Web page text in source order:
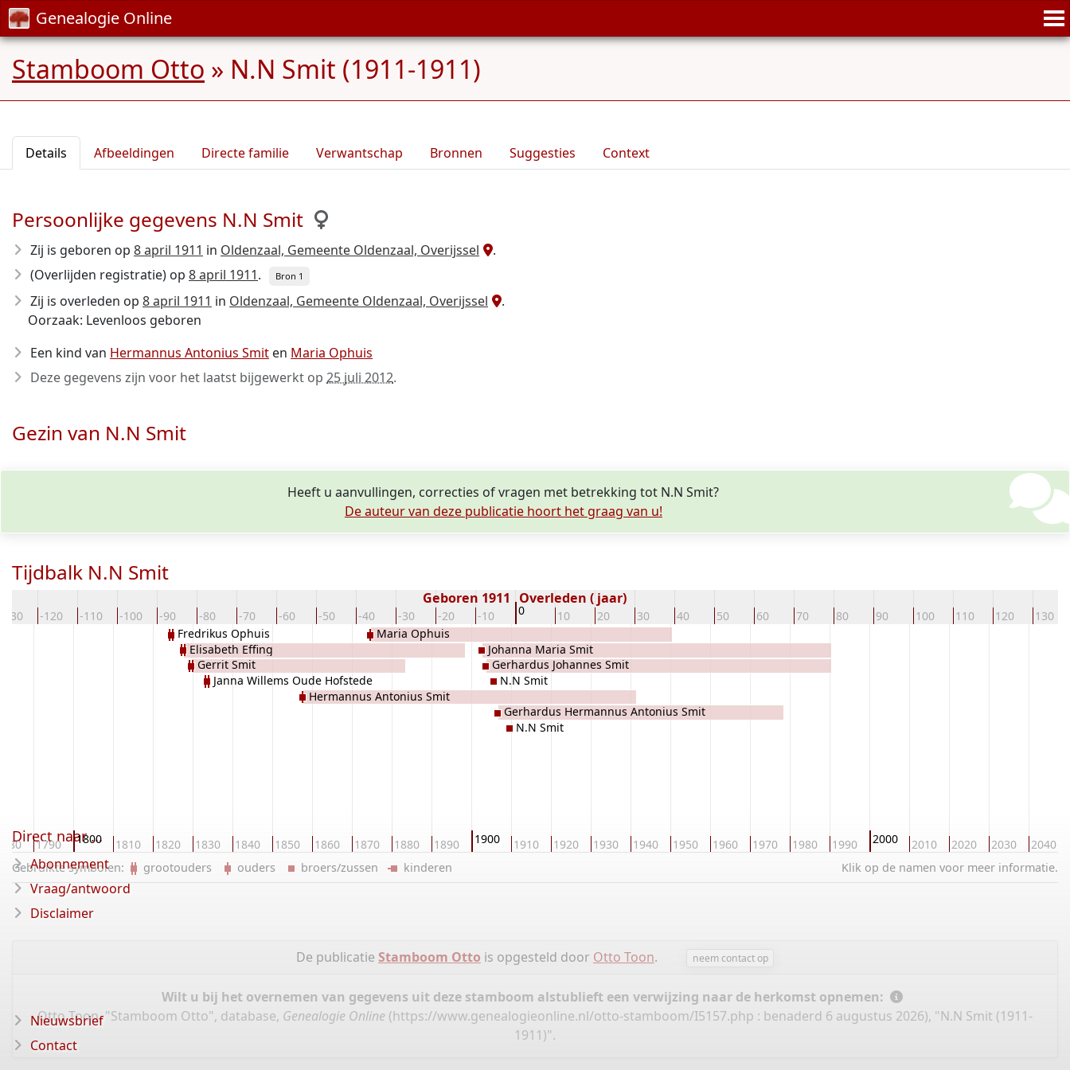
Genealogie Online
Stamboom Otto » N.N Smit (1911-1911)
Details Afbeeldingen Directe familie Verwantschap Bronnen Suggesties Context
Persoonlijke gegevens N.N Smit
Zij is geboren op 8 april 1911 in Oldenzaal, Gemeente Oldenzaal, Overijssel
.
(Overlijden registratie) op 8 april 1911. Bron 1
Zij is overleden op 8 april 1911 in Oldenzaal, Gemeente Oldenzaal, Overijssel
.
Oorzaak: Levenloos geboren
Een kind van Hermannus Antonius Smit en Maria Ophuis
Deze gegevens zijn voor het laatst bijgewerkt op 25 juli 2012.
Gezin van N.N Smit
Heeft u aanvullingen, correcties of vragen met betrekking tot N.N Smit?
De auteur van deze publicatie hoort het graag van u!
Tijdbalk N.N Smit
-130 -120 -110 -100 -90 -80 -70 -60 -50 -40 -30 -20 -10 0 10 20 30 40 50 60 70 80 90 100 110 120 130
Geboren 1911 Overleden ( jaar)
1790 1800 1810 1820 1830 1840 1850 1860 1870 1880 1890 1900 1910 1920 1930 1940 1950 1960 1970 1980 1990 2000 2010 2020 2030 2040
Fredrikus Ophuis
Elisabeth Effing
Gerrit Smit
Janna Willems Oude Hofstede
Hermannus Antonius Smit
Maria Ophuis
Johanna Maria Smit
Gerhardus Johannes Smit
N.N Smit
Gerhardus Hermannus Antonius Smit
N.N Smit
Klik op de namen voor meer informatie.
Gebruikte symbolen: grootouders ouders broers/zussen kinderen
De publicatie Stamboom Otto is opgesteld door Otto Toon. neem contact op
Wilt u bij het overnemen van gegevens uit deze stamboom alstublieft een verwijzing naar de herkomst opnemen:
Otto Toon, "Stamboom Otto", database, Genealogie Online (https://www.genealogieonline.nl/otto-stamboom/I5157.php : benaderd 6 augustus 2026), "N.N Smit (1911-
1911)".
Direct naar ...
Abonnement
Vraag/antwoord
Disclaimer
Nieuwsbrief
Contact